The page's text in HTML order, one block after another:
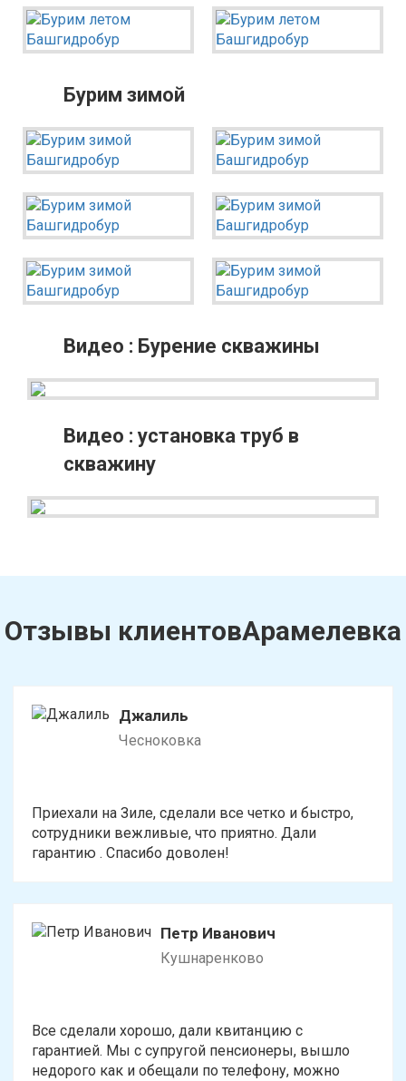
Бурим зимой
Видео : Бурение скважины
Видео : установка труб в
скважину
Отзывы клиентовАрамелевка
Джалиль
Чесноковка
Приехали на Зиле, сделали все четко и быстро,
сотрудники вежливые, что приятно. Дали
гарантию . Спасибо доволен!
Петр Иванович
Кушнаренково
Все сделали хорошо, дали квитанцию с
гарантией. Мы с супругой пенсионеры, вышло
недорого как и обещали по телефону, можно